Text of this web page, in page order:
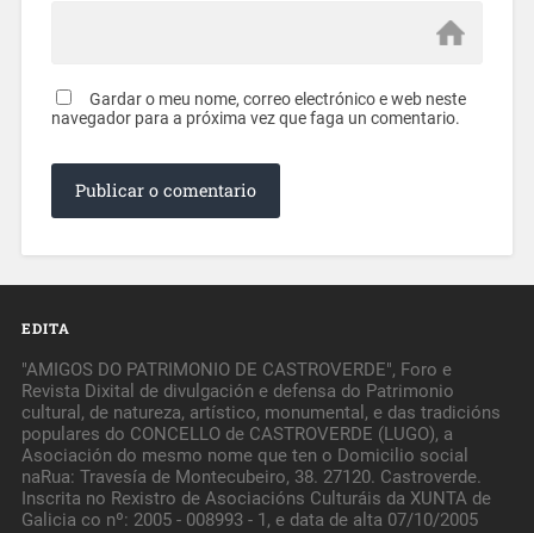
Gardar o meu nome, correo electrónico e web neste
navegador para a próxima vez que faga un comentario.
EDITA
"AMIGOS DO PATRIMONIO DE CASTROVERDE", Foro e
Revista Dixital de divulgación e defensa do Patrimonio
cultural, de natureza, artístico, monumental, e das tradicións
populares do CONCELLO de CASTROVERDE (LUGO), a
Asociación do mesmo nome que ten o Domicilio social
naRua: Travesía de Montecubeiro, 38. 27120. Castroverde.
Inscrita no Rexistro de Asociacións Culturáis da XUNTA de
Galicia co nº: 2005 - 008993 - 1, e data de alta 07/10/2005